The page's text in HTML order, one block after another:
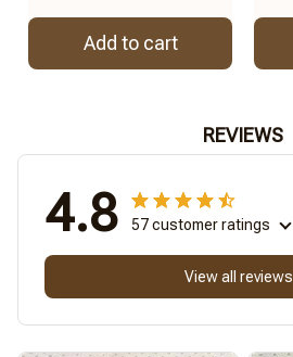
Add to cart
REVIEWS
4.8 57 customer ratings
View all reviews